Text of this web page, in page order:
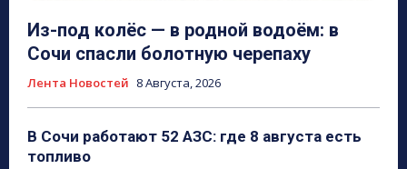
Из-под колёс — в родной водоём: в
Сочи спасли болотную черепаху
Лента Новостей 8 Августа, 2026
В Сочи работают 52 АЗС: где 8 августа есть
топливо